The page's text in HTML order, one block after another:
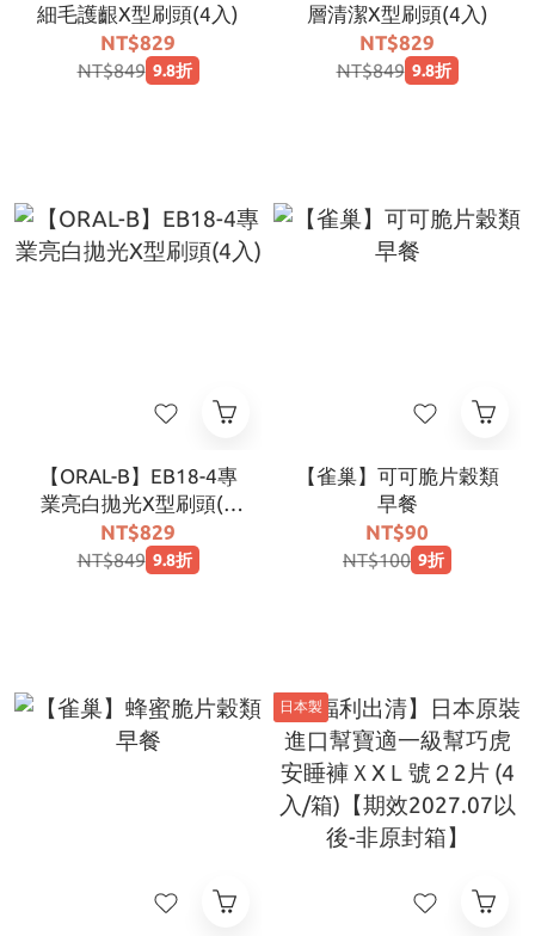
細毛護齦X型刷頭(4入)
NT$829
NT$849 9.8折
層清潔X型刷頭(4入)
NT$829
NT$849 9.8折
【ORAL-B】EB18-4專
業亮白拋光X型刷頭(4
入)
NT$829
NT$849 9.8折
【雀巢】可可脆片穀類
早餐
NT$90
NT$100 9折
日本製